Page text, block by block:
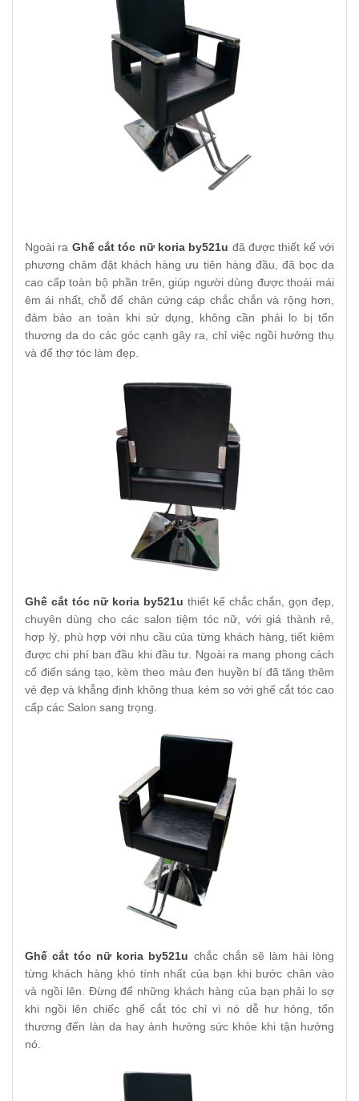
Ngoài ra Ghế cắt tóc nữ koria by521u đã được thiết kế với
phương châm đặt khách hàng ưu tiên hàng đầu, đã bọc da
cao cấp toàn bộ phần trên, giúp người dùng được thoái mái
êm ái nhất, chỗ để chân cứng cáp chắc chắn và rộng hơn,
đảm bảo an toàn khi sử dụng, không cần phải lo bị tổn
thương da do các góc cạnh gây ra, chỉ việc ngồi hưởng thụ
và để thợ tóc làm đẹp.
Ghế cắt tóc nữ koria by521u thiết kế chắc chắn, gọn đẹp,
chuyên dùng cho các salon tiệm tóc nữ, với giá thành rẻ,
hợp lý, phù hợp với nhu cầu của từng khách hàng, tiết kiệm
được chi phí ban đầu khi đầu tư. Ngoài ra mang phong cách
cổ điển sáng tạo, kèm theo màu đen huyền bí đã tăng thêm
vẻ đẹp và khẳng định không thua kém so với ghế cắt tóc cao
cấp các Salon sang trọng.
Ghế cắt tóc nữ koria by521u chắc chắn sẽ làm hài lòng
từng khách hàng khó tính nhất của bạn khi bước chân vào
và ngồi lên. Đừng để những khách hàng của bạn phải lo sợ
khi ngồi lên chiếc ghế cắt tóc chỉ vì nó dễ hư hỏng, tổn
thương đến làn da hay ảnh hưởng sức khỏe khi tận hưởng
nó.